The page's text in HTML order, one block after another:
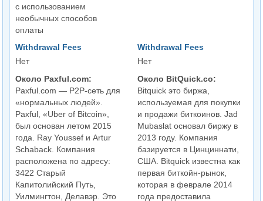
с использованием
необычных способов
оплаты
Withdrawal Fees
Нет
Withdrawal Fees
Нет
Около Paxful.com:
Paxful.com — P2P-сеть для
«нормальных людей».
Paxful, «Uber of Bitcoin»,
был основан летом 2015
года. Ray Youssef и Artur
Schaback. Компания
расположена по адресу:
3422 Старый
Капитолийский Путь,
Уилмингтон, Делавэр. Это
Около BitQuick.co:
Bitquick это биржа,
используемая для покупки
и продажи биткоинов. Jad
Mubaslat основал биржу в
2013 году. Компания
базируется в Цинциннати,
США. Bitquick известна как
первая биткойн-рынок,
которая в феврале 2014
года предоставила